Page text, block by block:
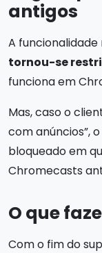
antigos
A
tornou-se
funciona em
Mas, caso o
com anúncios”,
bloqueado em
Chromecasts
O que
Com o fim do